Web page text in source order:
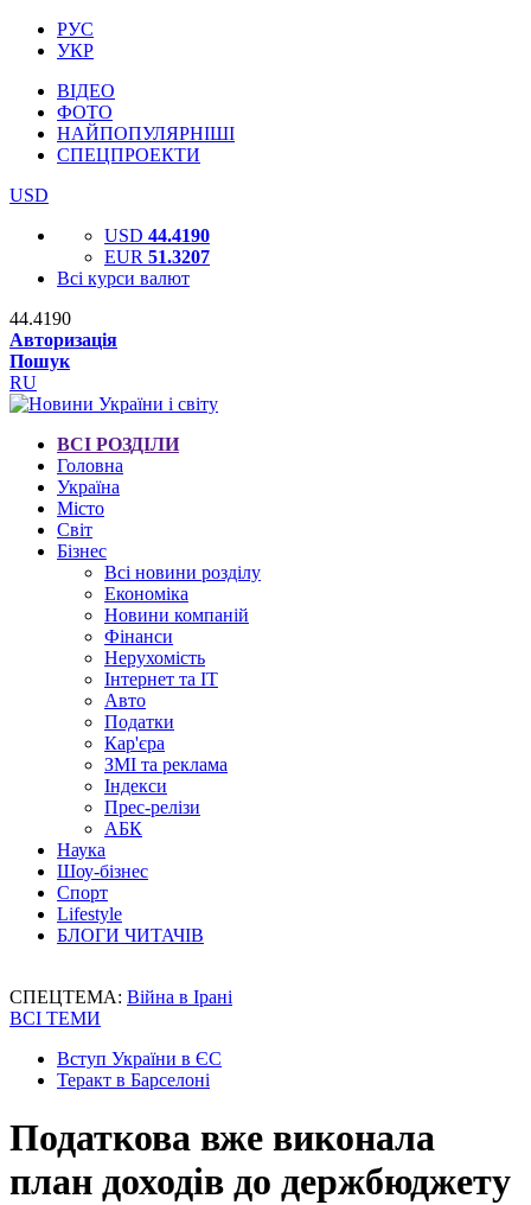
РУС
УКР
ВІДЕО
ФОТО
НАЙПОПУЛЯРНІШІ
СПЕЦПРОЕКТИ
USD
USD 44.4190
EUR 51.3207
Всі курси валют
44.4190
Авторизація
Пошук
RU
ВСІ РОЗДІЛИ
Головна
Україна
Місто
Світ
Бізнес
Всі новини розділу
Економіка
Новини компаній
Фінанси
Нерухомість
Інтернет та IT
Авто
Податки
Кар'єра
ЗМІ та реклама
Індекси
Прес-релізи
АБК
Наука
Шоу-бізнес
Спорт
Lifestyle
БЛОГИ ЧИТАЧІВ
СПЕЦТЕМА: Війна в Ірані
ВСІ ТЕМИ
Вступ України в ЄС
Теракт в Барселоні
Податкова вже виконала
план доходів до держбюджету